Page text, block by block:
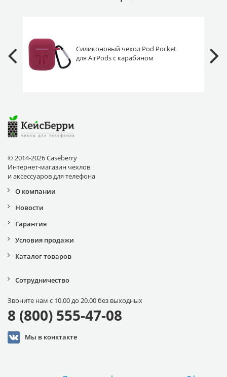
Силиконовый чехол Pod Pocket
для AirPods с карабином
© 2014-2026 Caseberry
Интернет-магазин чехлов
и аксессуаров для телефона
О компании
Новости
Гарантия
Условия продажи
Каталог товаров
Сотрудничество
Звоните нам с 10.00 до 20.00 без выходных
8 (800) 555-47-08
Мы в конктакте